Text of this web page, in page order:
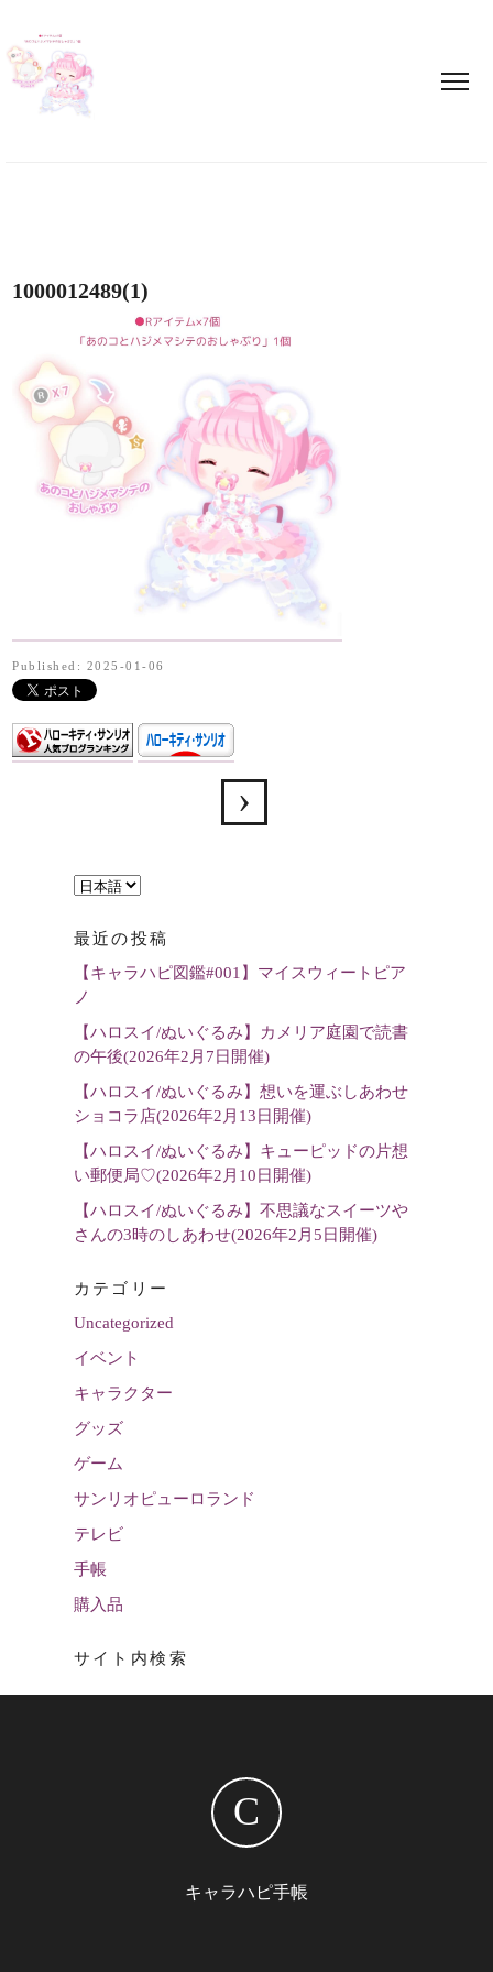
1000012489(1)
Published: 2025-01-06
言
を
選
最近の投稿
【キャラハピ図鑑#001】マイスウィートピア
ノ
【ハロスイ/ぬいぐるみ】カメリア庭園で読書
の午後(2026年2月7日開催)
【ハロスイ/ぬいぐるみ】想いを運ぶしあわせ
ショコラ店(2026年2月13日開催)
【ハロスイ/ぬいぐるみ】キューピッドの片想
い郵便局♡(2026年2月10日開催)
【ハロスイ/ぬいぐるみ】不思議なスイーツや
さんの3時のしあわせ(2026年2月5日開催)
カテゴリー
Uncategorized
イベント
キャラクター
グッズ
ゲーム
サンリオピューロランド
テレビ
手帳
購入品
サイト内検索
C
キャラハピ手帳